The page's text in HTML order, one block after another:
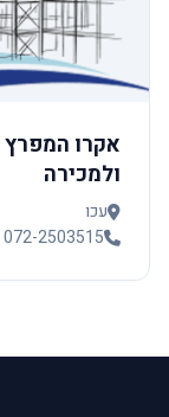
אקרו המפרץ
ולמכירה
עכו
072-2503515